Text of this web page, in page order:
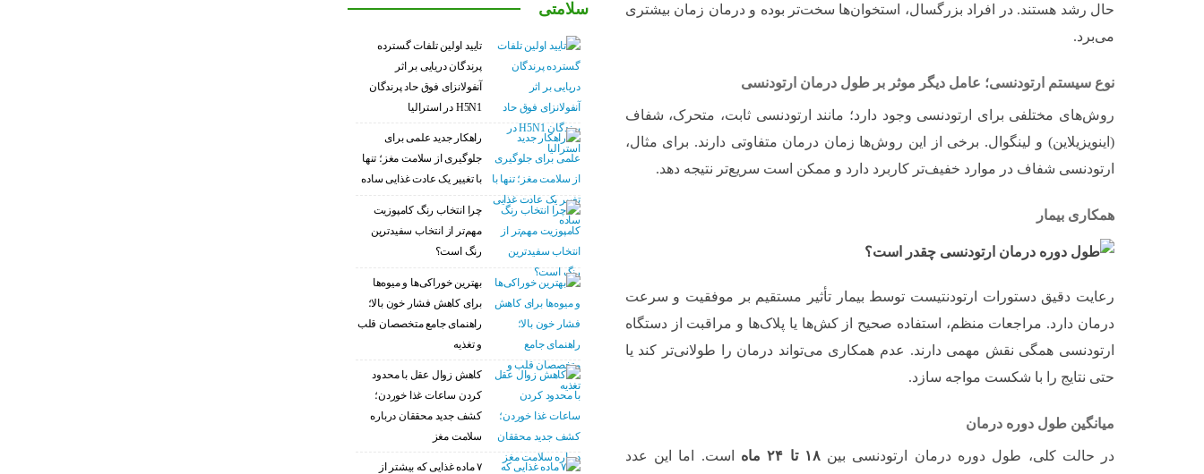
حال رشد هستند. در افراد بزرگسال، استخوان‌ها سخت‌تر بوده و درمان زمان بیشتری
می‌برد.
نوع سیستم ارتودنسی؛ عامل دیگر موثر بر طول درمان ارتودنسی
روش‌های مختلفی برای ارتودنسی وجود دارد؛ مانند ارتودنسی ثابت، متحرک، شفاف
(اینویزیلاین) و لینگوال. برخی از این روش‌ها زمان درمان متفاوتی دارند. برای مثال،
ارتودنسی شفاف در موارد خفیف‌تر کاربرد دارد و ممکن است سریع‌تر نتیجه دهد.
همکاری بیمار
رعایت دقیق دستورات ارتودنتیست توسط بیمار تأثیر مستقیم بر موفقیت و سرعت
درمان دارد. مراجعات منظم، استفاده صحیح از کش‌ها یا پلاک‌ها و مراقبت از دستگاه
ارتودنسی همگی نقش مهمی دارند. عدم همکاری می‌تواند درمان را طولانی‌تر کند یا
حتی نتایج را با شکست مواجه سازد.
میانگین طول دوره درمان
در حالت کلی، طول دوره درمان ارتودنسی بین۱۸ تا ۲۴ ماه
است. اما این عدد
سلامتی
تایید اولین تلفات گسترده
پرندگان دریایی بر اثر
آنفولانزای فوق حاد پرندگان
H5N1 در استرالیا
راهکار جدید علمی برای
جلوگیری از سلامت مغز؛ تنها
با تغییر یک عادت غذایی ساده
چرا انتخاب رنگ کامپوزیت
مهم‌تر از انتخاب سفیدترین
رنگ است؟
بهترین خوراکی‌ها و میوه‌ها
برای کاهش فشار خون بالا؛
راهنمای جامع متخصصان قلب
و تغذیه
کاهش زوال عقل با محدود
کردن ساعات غذا خوردن؛
کشف جدید محققان درباره
سلامت مغز
۷ ماده غذایی که بیشتر از